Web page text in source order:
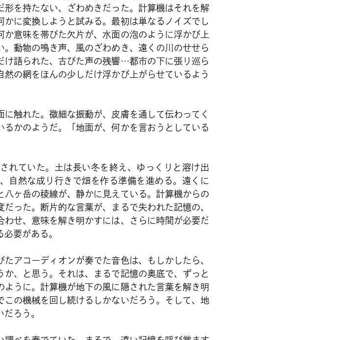
形を持たない、ざわめきだった。計算機はそれを解
に変換しようと試みる。最初は単なるノイズでし
意味を帯びた欠片が、水面の泡のように浮かび上
動物の鳴き声、風のざわめき、遠くの川のせせら
け語られた、古びた声の残響…都市の下に張り巡ら
の網をほんの少しだけ浮かび上がらせているよう
触れた。微細な振動が、皮膚を通して伝わってく
るかのようだ。「地面が、何かを言おうとしている
れていた。土は長い冬を終え、ゆっくりと溶け出
自然な成り行きで畑を作る準備を進める。遠くに
ヶ岳の稜線が、静かに見えている。計算機からの
った。断片的な言葉が、まるで失われた記憶の、
せ、意味を解き明かすには、さらに時間が必要だ
要がある。
アコーディオンが奏でた音色は、もしかしたら、
、と思う。それは、まるで記憶の奥底で、ずっと
うに。計算機が地下の風に隠された言葉を解き明
この機械を回し続けるしかないだろう。そして、地
ろう。